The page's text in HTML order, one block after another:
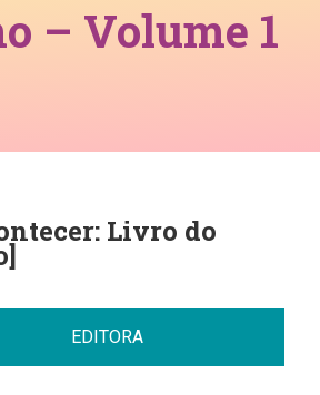
– Volume 1
Livro do
EDITORA